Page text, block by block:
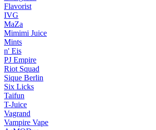
Flavorist
IVG
MaZa
Mimimi Juice
Mints
n' Eis
PJ Empire
Riot Squad
Sique Berlin
Six Licks
Taifun
T-Juice
Vagrand
Vampire Vape